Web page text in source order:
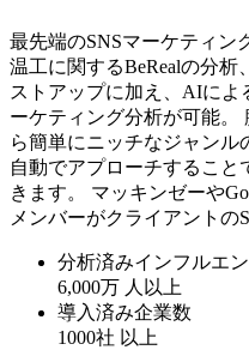
最先端のSNSマーケティン
温工に関するBeRealの分析
ストアップに加え、AIによ
ーケティング分析が可能。
ら簡単にニッチなジャンル
自動でアプローチすること
きます。 マッキンゼーや
メンバーがクライアントの
分析済みインフルエ
6,000万 人以上
導入済み企業数
1000社 以上